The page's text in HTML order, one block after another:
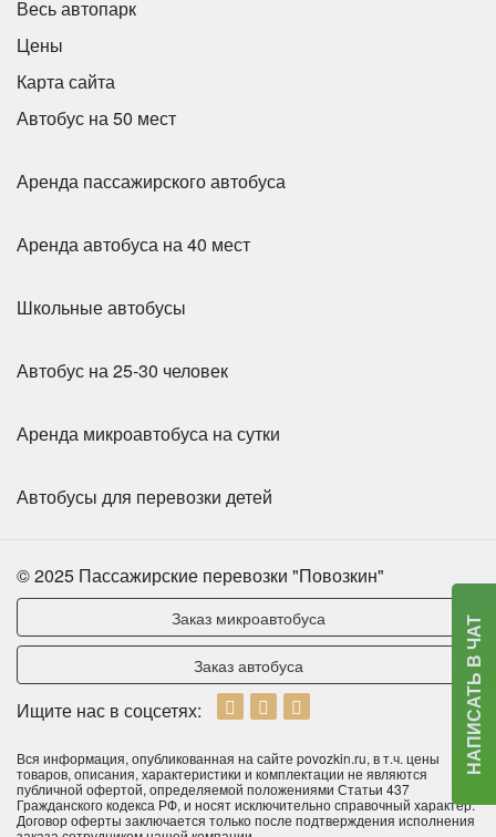
Весь автопарк
Цены
Карта сайта
Автобус на 50 мест
Аренда пассажирского автобуса
Аренда автобуса на 40 мест
Школьные автобусы
Автобус на 25-30 человек
Аренда микроавтобуса на сутки
Автобусы для перевозки детей
© 2025 Пассажирские перевозки "Повозкин"
Заказ микроавтобуса
Заказ автобуса
Ищите нас в соцсетях:
Вся информация, опубликованная на сайте povozkin.ru, в т.ч. цены
товаров, описания, характеристики и комплектации не являются
публичной офертой, определяемой положениями Статьи 437
Гражданского кодекса РФ, и носят исключительно справочный характер.
Договор оферты заключается только после подтверждения исполнения
НАПИСАТЬ В ЧАТ